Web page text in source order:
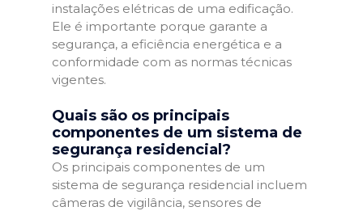
instalações elétricas de uma edificação.
Ele é importante porque garante a
segurança, a eficiência energética e a
conformidade com as normas técnicas
vigentes.
Quais são os principais
componentes de um sistema de
segurança residencial?
Os principais componentes de um
sistema de segurança residencial incluem
câmeras de vigilância, sensores de